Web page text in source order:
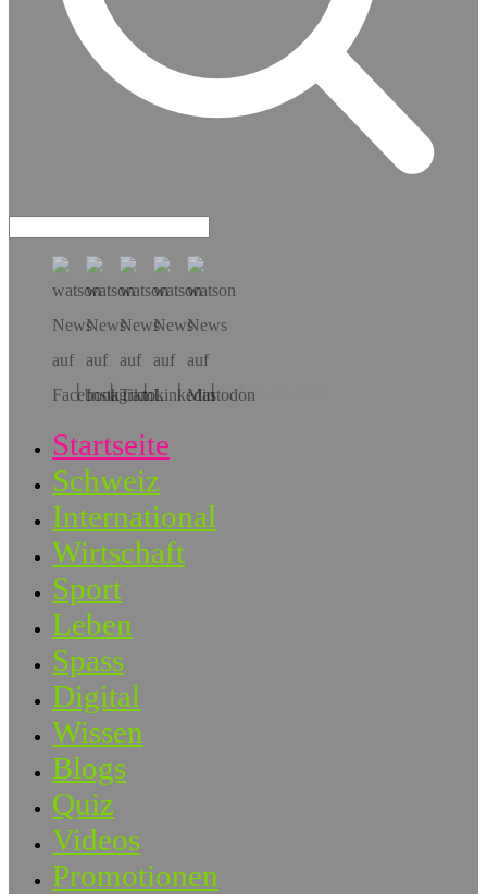
Hol dir die App!
Startseite
Schweiz
International
Wirtschaft
Sport
Leben
Spass
Digital
Wissen
Blogs
Quiz
Videos
Promotionen